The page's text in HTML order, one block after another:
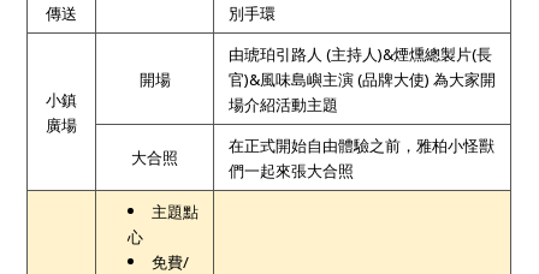
傳送
別手環
小鎮
廣場
開場
由琥珀引路人 (主持人)&煙燻總製片(長
官)&風味島嶼主演 (品牌大使) 為大家開
場介紹活動主題
大合照
在正式開始自由體驗之前，雅柏小怪獸
們一起來張大合照
主題點
心
免費/